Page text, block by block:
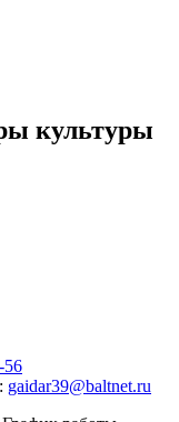
культуры
56
gaidar39@baltnet.ru